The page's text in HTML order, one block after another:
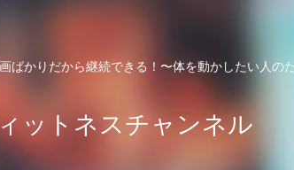
ばかりだから継続できる！〜体を動かしたい人の
ットネスチャンネル